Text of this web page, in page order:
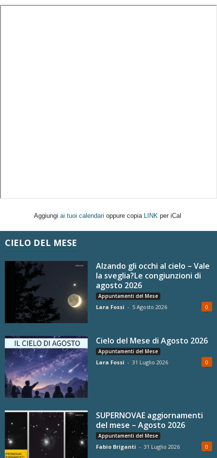
Aggiungi ai tuoi calendari oppure copia LINK per iCal
CIELO DEL MESE
Alzando gli occhi al cielo – Vale
la sveglia?Le congiunzioni di
agosto 2026
Appuntamenti del Mese
Lara Fossi - 5 Agosto 2026 0
Cielo del Mese di Agosto 2026
Appuntamenti del Mese
Lara Fossi - 31 Luglio 2026 0
SUPERNOVAE aggiornamenti
del mese – Agosto 2026
Appuntamenti del Mese
Fabio Briganti - 31 Luglio 2026 0